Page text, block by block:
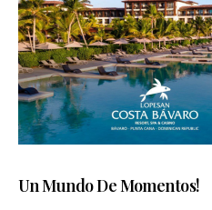
Un Mundo De Momentos!